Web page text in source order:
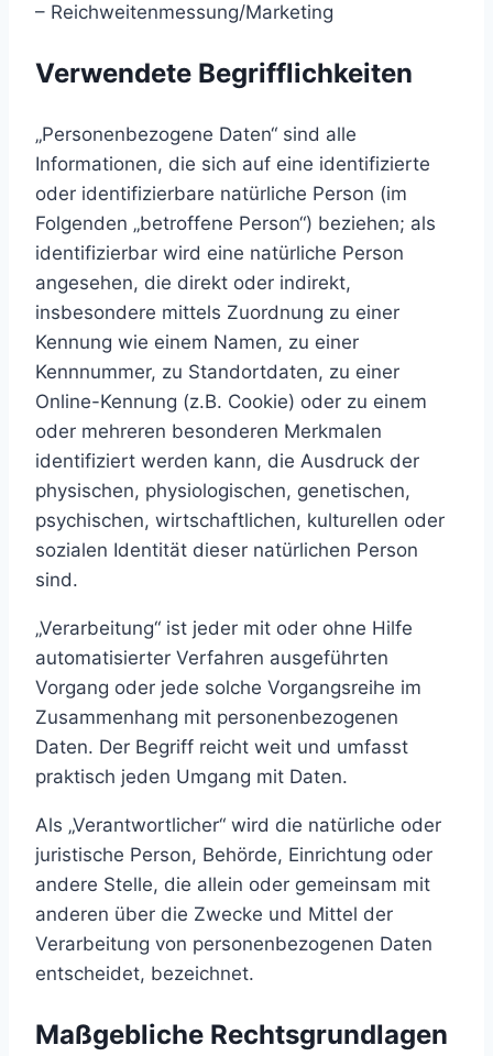
– Reichweitenmessung/Marketing
Verwendete Begrifflichkeiten
„Personenbezogene Daten“ sind alle
Informationen, die sich auf eine identifizierte
oder identifizierbare natürliche Person (im
Folgenden „betroffene Person“) beziehen; als
identifizierbar wird eine natürliche Person
angesehen, die direkt oder indirekt,
insbesondere mittels Zuordnung zu einer
Kennung wie einem Namen, zu einer
Kennnummer, zu Standortdaten, zu einer
Online-Kennung (z.B. Cookie) oder zu einem
oder mehreren besonderen Merkmalen
identifiziert werden kann, die Ausdruck der
physischen, physiologischen, genetischen,
psychischen, wirtschaftlichen, kulturellen oder
sozialen Identität dieser natürlichen Person
sind.
„Verarbeitung“ ist jeder mit oder ohne Hilfe
automatisierter Verfahren ausgeführten
Vorgang oder jede solche Vorgangsreihe im
Zusammenhang mit personenbezogenen
Daten. Der Begriff reicht weit und umfasst
praktisch jeden Umgang mit Daten.
Als „Verantwortlicher“ wird die natürliche oder
juristische Person, Behörde, Einrichtung oder
andere Stelle, die allein oder gemeinsam mit
anderen über die Zwecke und Mittel der
Verarbeitung von personenbezogenen Daten
entscheidet, bezeichnet.
Maßgebliche Rechtsgrundlagen